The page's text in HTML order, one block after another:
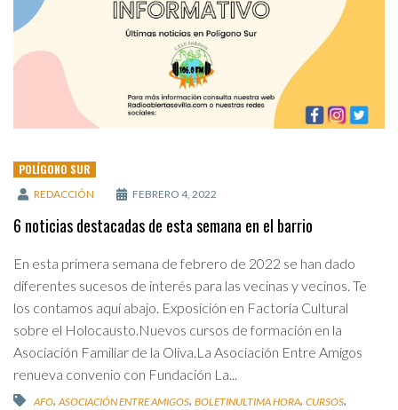
POLÍGONO SUR
REDACCIÓN FEBRERO 4, 2022
6 noticias destacadas de esta semana en el barrio
En esta primera semana de febrero de 2022 se han dado
diferentes sucesos de interés para las vecinas y vecinos. Te
los contamos aquí abajo. Exposición en Factoría Cultural
sobre el Holocausto.Nuevos cursos de formación en la
Asociación Familiar de la Oliva.La Asociación Entre Amigos
renueva convenio con Fundación La...
AFO, ASOCIACIÓN ENTRE AMIGOS, BOLETINULTIMA HORA, CURSOS,